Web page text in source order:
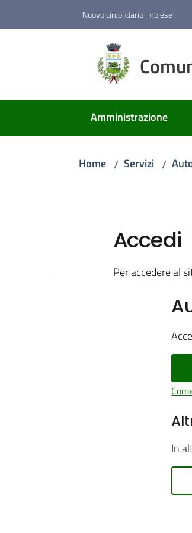
Nuovo circondario imolese
Amministrazione
Home / Servizi /
Accedi
Per accedere al
In